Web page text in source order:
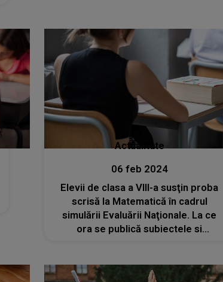
Actualitate
06 feb 2024
Elevii de clasa a VIII-a susţin proba
scrisă la Matematică în cadrul
simulării Evaluării Naţionale. La ce
ora se publică subiectele si